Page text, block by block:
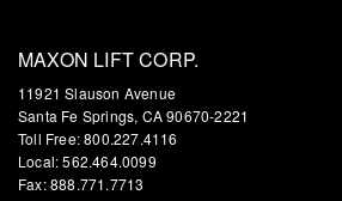
MAXON LIFT CORP.
11921 Slauson Avenue
Santa Fe Springs, CA 90670-2221
Toll Free: 800.227.4116
Local: 562.464.0099
Fax: 888.771.7713